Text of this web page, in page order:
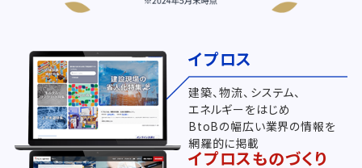
イプロス
建築、物流、システム、
エネルギーをはじめ
BtoBの幅広い業界の情報を
網羅的に掲載
イプロスものづくり